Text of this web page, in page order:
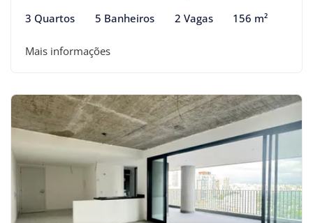
3 Quartos 5 Banheiros 2 Vagas 156 m²
Mais informações